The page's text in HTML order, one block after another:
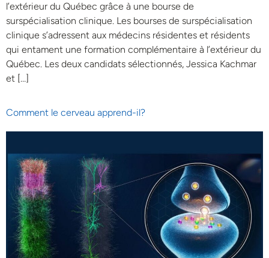
l’extérieur du Québec grâce à une bourse de
surspécialisation clinique. Les bourses de surspécialisation
clinique s’adressent aux médecins résidentes et résidents
qui entament une formation complémentaire à l’extérieur du
Québec. Les deux candidats sélectionnés, Jessica Kachmar
et […]
Comment le cerveau apprend-il?